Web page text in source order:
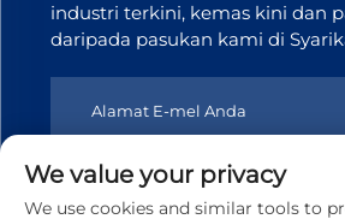
industri terkini, kemas kini dan
daripada pasukan kami di
Hak Cipta © 2025 Dongguan Tianji
We value your privacy
We use cookies and similar tools to